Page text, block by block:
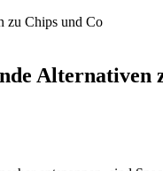
Alternativen